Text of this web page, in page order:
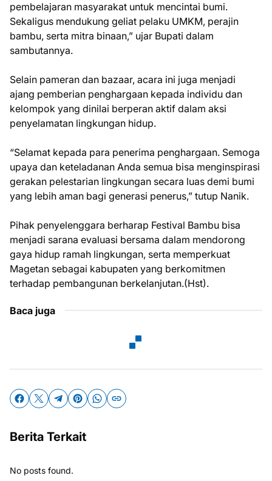
pembelajaran masyarakat untuk mencintai bumi.
Sekaligus mendukung geliat pelaku UMKM, perajin
bambu, serta mitra binaan,” ujar Bupati dalam
sambutannya.
Selain pameran dan bazaar, acara ini juga menjadi
ajang pemberian penghargaan kepada individu dan
kelompok yang dinilai berperan aktif dalam aksi
penyelamatan lingkungan hidup.
“Selamat kepada para penerima penghargaan. Semoga
upaya dan keteladanan Anda semua bisa menginspirasi
gerakan pelestarian lingkungan secara luas demi bumi
yang lebih aman bagi generasi penerus,” tutup Nanik.
Pihak penyelenggara berharap Festival Bambu bisa
menjadi sarana evaluasi bersama dalam mendorong
gaya hidup ramah lingkungan, serta memperkuat
Magetan sebagai kabupaten yang berkomitmen
terhadap pembangunan berkelanjutan.(Hst).
Baca juga
Berita Terkait
No posts found.